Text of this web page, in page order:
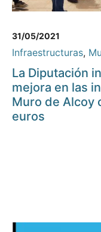
31/05/2021
Infraestructuras,
La Diputación
mejora en las
Muro de Alcoy
euros